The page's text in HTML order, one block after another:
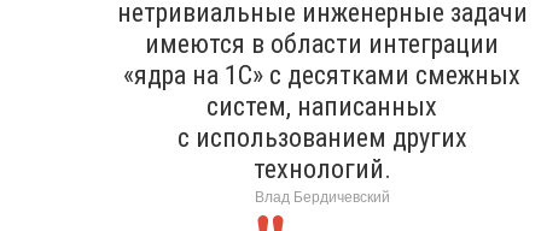
нетривиальные инженерные задачи
имеются в области интеграции
«ядра на 1С» с десятками смежных
систем, написанных
с использованием других
технологий.
Влад Бердичевский